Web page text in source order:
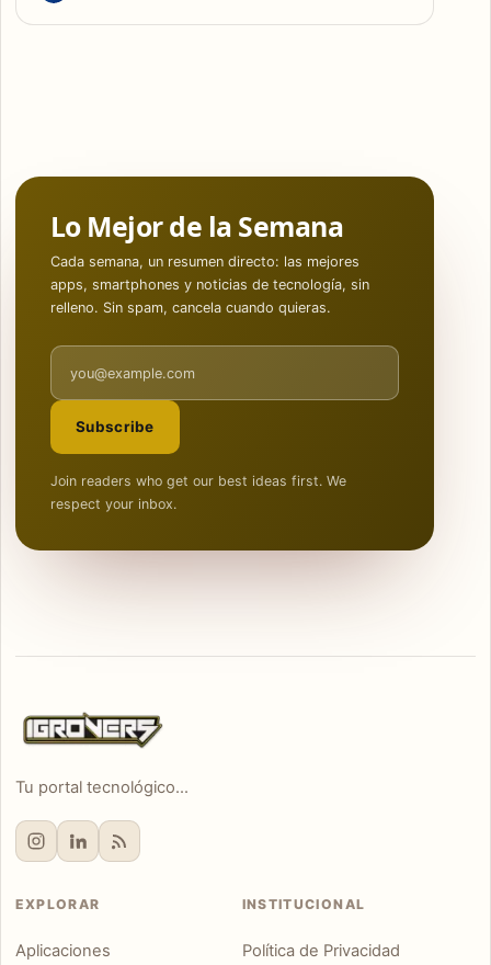
Lo Mejor de la Semana
Cada semana, un resumen directo: las mejores
apps, smartphones y noticias de tecnología, sin
relleno. Sin spam, cancela cuando quieras.
Email address
Subscribe
Join readers who get our best ideas first. We
respect your inbox.
Tu portal tecnológico...
EXPLORAR
Aplicaciones
INSTITUCIONAL
Política de Privacidad